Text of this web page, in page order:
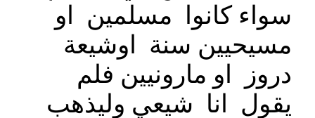
سواء كانوا مسلمين او
مسيحيين سنة اوشيعة
دروز او مارونيين فلم
يقول انا شيعي وليذهب